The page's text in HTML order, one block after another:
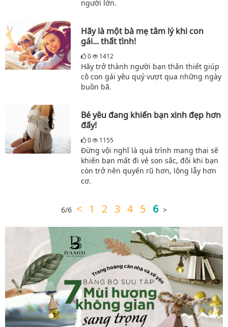
người lớn.
Hãy là một bà mẹ tâm lý khi con
gái... thất tình!
0 1412
Hãy trở thành người bạn thân thiết giúp
cô con gái yêu quý vượt qua những ngày
buồn bã.
Bé yêu đang khiến bạn xinh đẹp hơn
đấy!
0 1155
Đừng vội nghĩ là quá trình mang thai sẽ
khiến bạn mất đi vẻ son sắc, đôi khi bạn
còn trở nên quyến rũ hơn, lộng lẫy hơn
cơ.
6/6 < 1 2 3 4 5 6 >